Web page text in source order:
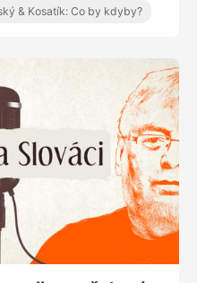
A proč si tajně
& Kosatík: Co by kdyby?